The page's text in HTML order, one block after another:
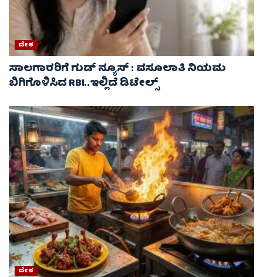
ದೇಶ
ಸಾಲಗಾರರಿಗೆ ಗುಡ್ ನ್ಯೂಸ್ : ವಸೂಲಾತಿ ನಿಯಮ
ಬಿಗಿಗೊಳಿಸಿದ RBI..ಇಲ್ಲಿದೆ ಡಿಟೇಲ್ಸ್
ದೇಶ